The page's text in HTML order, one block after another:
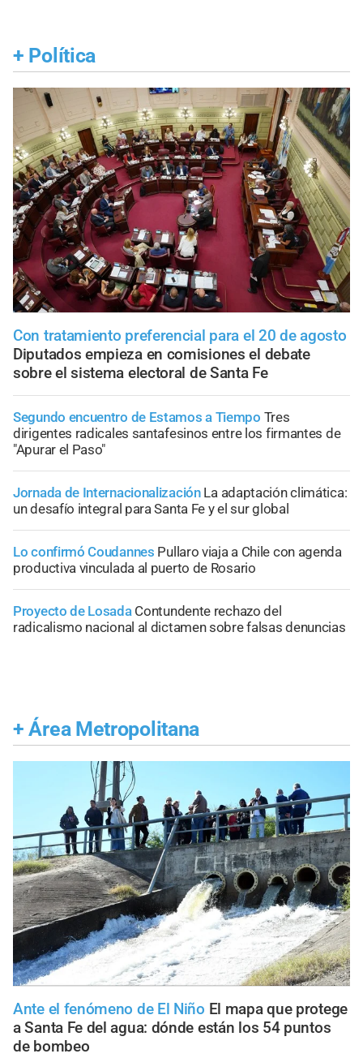
+ Política
Con tratamiento preferencial para el 20 de agosto
Diputados empieza en comisiones el debate
sobre el sistema electoral de Santa Fe
Segundo encuentro de Estamos a Tiempo Tres
dirigentes radicales santafesinos entre los firmantes de
"Apurar el Paso"
Jornada de Internacionalización La adaptación climática:
un desafío integral para Santa Fe y el sur global
Lo confirmó Coudannes Pullaro viaja a Chile con agenda
productiva vinculada al puerto de Rosario
Proyecto de Losada Contundente rechazo del
radicalismo nacional al dictamen sobre falsas denuncias
+ Área Metropolitana
Ante el fenómeno de El Niño El mapa que protege
a Santa Fe del agua: dónde están los 54 puntos
de bombeo